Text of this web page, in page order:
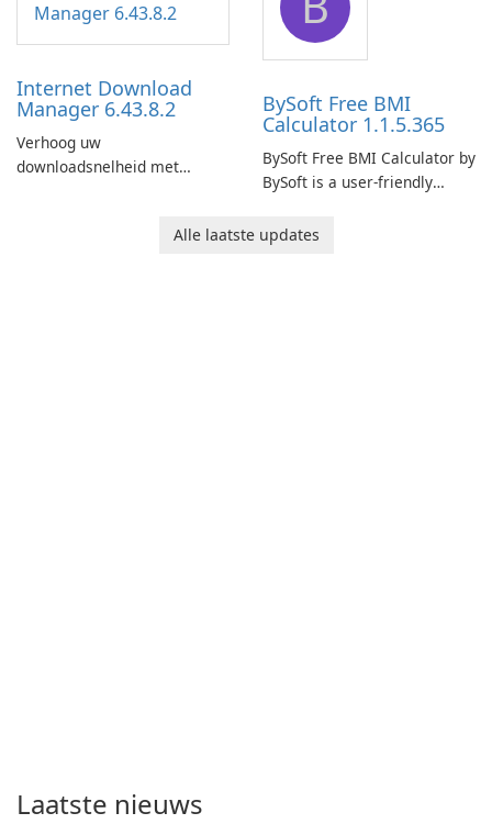
connection and provide real-
time insights into its
network infrastructure.
Internet Download
Manager 6.43.8.2
Verhoog uw
downloadsnelheid met
BySoft Free BMI
Calculator 1.1.5.365
BySoft Free BMI Calculator by
BySoft is a user-friendly
designed to help you
Alle laatste updates
Laatste nieuws